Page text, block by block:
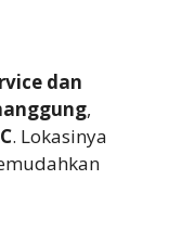
dan
,
. Lokasinya